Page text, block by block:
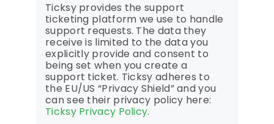
Ticksy provides the support
ticketing platform we use to handle
support requests. The data they
receive is limited to the data you
explicitly provide and consent to
being set when you create a
support ticket. Ticksy adheres to
the EU/US “Privacy Shield” and you
can see their privacy policy here:
Ticksy Privacy Policy.